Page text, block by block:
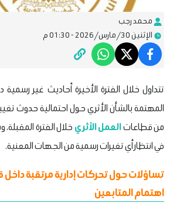
محمد رجب
الإثنين 30/مارس/2026 - 01:30 م
تتداول خلال الفترة الأخيرة أحاديث غير
المهتمة بالشأن الأثري حول احتمالية حدوث
من قطاعاتالعمل الأثري خلال الفترة
في انتظار أي تغيرات رسمية من الجهات المعنية.
تساؤلات حول تحركات إدارية مرتقبة داخل
اهتمام المتابعين